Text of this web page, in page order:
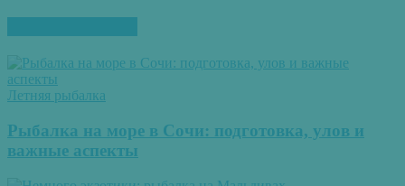
Летняя рыбалка
Рыбалка на море в Сочи: подготовка, улов и
важные аспекты